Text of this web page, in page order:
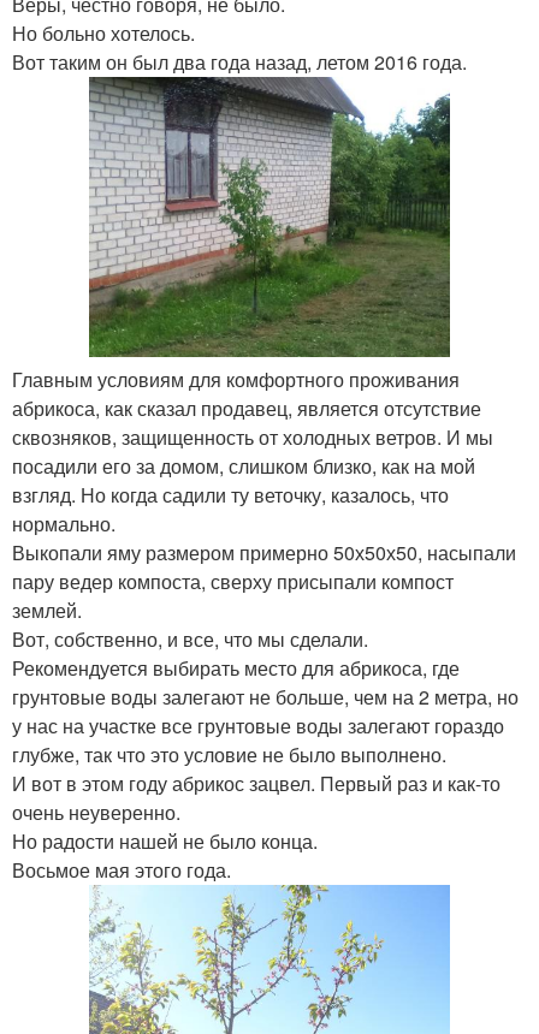
Но больно хотелось.
Вот таким он был два года назад, летом 2016 года.
Главным условиям для комфортного проживания
абрикоса, как сказал продавец, является отсутствие
сквозняков, защищенность от холодных ветров. И мы
посадили его за домом, слишком близко, как на мой
взгляд. Но когда садили ту веточку, казалось, что
нормально.
Выкопали яму размером примерно 50х50х50, насыпали
пару ведер компоста, сверху присыпали компост
землей.
Вот, собственно, и все, что мы сделали.
Рекомендуется выбирать место для абрикоса, где
грунтовые воды залегают не больше, чем на 2 метра, но
у нас на участке все грунтовые воды залегают гораздо
глубже, так что это условие не было выполнено.
И вот в этом году абрикос зацвел. Первый раз и как-то
очень неуверенно.
Но радости нашей не было конца.
Восьмое мая этого года.